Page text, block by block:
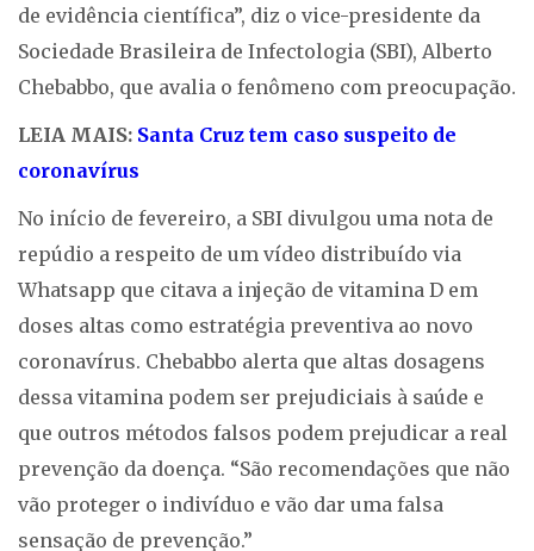
de evidência científica”, diz o vice-presidente da
Sociedade Brasileira de Infectologia (SBI), Alberto
Chebabbo, que avalia o fenômeno com preocupação.
LEIA MAIS: Santa Cruz tem caso suspeito de
coronavírus
No início de fevereiro, a SBI divulgou uma nota de
repúdio a respeito de um vídeo distribuído via
Whatsapp que citava a injeção de vitamina D em
doses altas como estratégia preventiva ao novo
coronavírus. Chebabbo alerta que altas dosagens
dessa vitamina podem ser prejudiciais à saúde e
que outros métodos falsos podem prejudicar a real
prevenção da doença. “São recomendações que não
vão proteger o indivíduo e vão dar uma falsa
sensação de prevenção.”